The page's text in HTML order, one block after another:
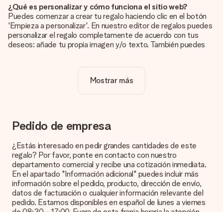
¿Qué es personalizar y cómo funciona el sitio web?
Puedes comenzar a crear tu regalo haciendo clic en el botón
'Empieza a personalizar'. En nuestro editor de regalos puedes
personalizar el regalo completamente de acuerdo con tus
deseos: añade tu propia imagen y/o texto. También puedes
¿La personalización está incluida en el precio?
El precio que se muestra en el sitio web incluye la
¿Cómo puedo saber si mi imagen tiene la calidad
adecuada?
satisfecho con tu regalo. Por eso es importante utilizar fotos
de alta calidad. Si no estás seguro de la calidad de la imagen,
ponte en contacto con nuestro equipo de atención al cliente e
incluye la foto junto con el regalo que te interesa encargar.
Ellos podrán comprobar la calidad por ti.
¿Qué formatos puedo cargar?
Mostrar más
Pedido de empresa
¿Estás interesado en pedir grandes cantidades de este
regalo? Por favor, ponte en contacto con nuestro
departamento comercial y recibe una cotización inmediata.
En el apartado "Información adicional" puedes incluir más
información sobre el pedido, producto, dirección de envío,
datos de facturación o cualquier información relevante del
pedido. Estamos disponibles en español de lunes a viernes